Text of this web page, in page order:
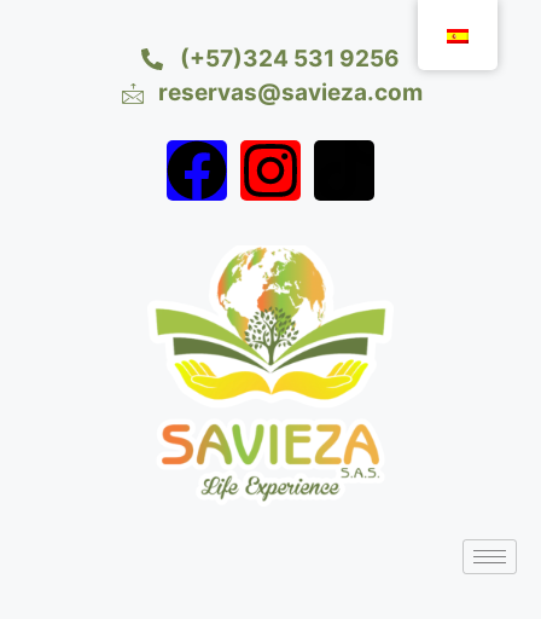
(+57)324 531 9256
reservas@savieza.com